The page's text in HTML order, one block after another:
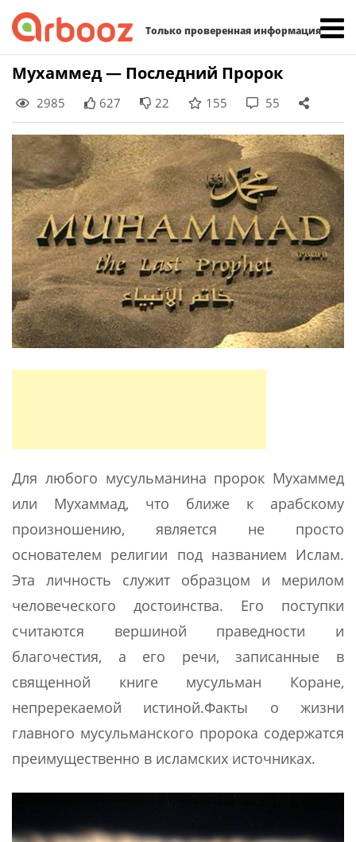
Только проверенная информация
Skip
content
Мухаммед — Последний Пророк
2985 627 22 155 55
Для любого мусульманина пророк Мухаммед
или Мухаммад, что ближе к арабскому
произношению, является не просто
основателем религии под названием Ислам.
Эта личность служит образцом и мерилом
человеческого достоинства. Его поступки
считаются вершиной праведности и
благочестия, а его речи, записанные в
священной книге мусульман Коране,
непререкаемой истиной.Факты о жизни
главного мусульманского пророка содержатся
преимущественно в исламских источниках.
Найти: